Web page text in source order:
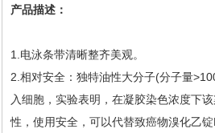
产品描述：
1.电泳条带清晰整齐美观。
2.相对安全：独特油性大分子(分子量
入细胞，实验表明，在凝胶染色浓度下
性，使用安全，可以代替致癌物溴化乙